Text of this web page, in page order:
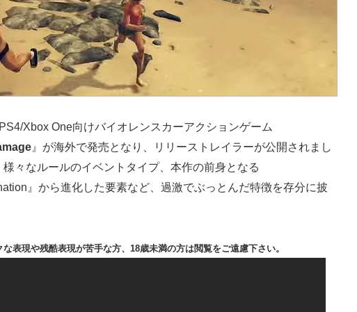
Xbox One向けバイオレンスカーアクションゲーム
』が海外で発売となり、リリーストレイラーが公開されまし
々なルールのイベントタイプ、本作の前身となる
』から進化した要素など、過激でぶっとんだ特徴を存分に披
な表現や残酷表現が苦手な方、18歳未満の方は閲覧をご遠慮下さい。